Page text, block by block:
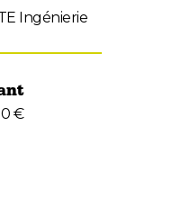
Ingénierie
€